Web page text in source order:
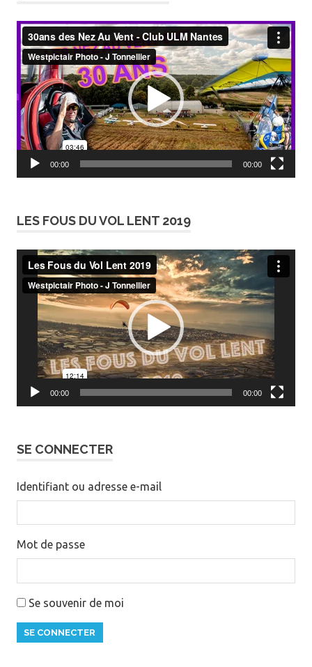
Lecteur
vidéo
00:00 00:00
LES FOUS DU VOL LENT 2019
Lecteur
vidéo
00:00 00:00
SE CONNECTER
Identifiant ou adresse e-mail
Mot de passe
Se souvenir de moi
SE CONNECTER